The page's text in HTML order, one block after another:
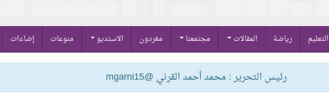
التعليم رياضة المقالات مجتمعنا مغردون الاستديو منوعات إضاءات
رئيس التحرير : محمد أحمد القرني @mgarni15